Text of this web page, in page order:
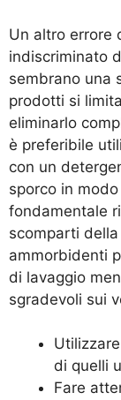
Un altro errore
indiscriminato
sembrano una
prodotti si
eliminarlo
è preferibile
con un
sporco in
fondamentale
scomparti
ammorbidenti
di lavaggio
sgradevoli sui
di quelli
Fare